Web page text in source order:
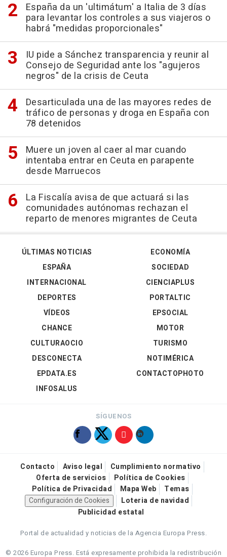
España da un 'ultimátum' a Italia de 3 días
para levantar los controles a sus viajeros o
habrá "medidas proporcionales"
IU pide a Sánchez transparencia y reunir al
Consejo de Seguridad ante los "agujeros
negros" de la crisis de Ceuta
Desarticulada una de las mayores redes de
tráfico de personas y droga en España con
78 detenidos
Muere un joven al caer al mar cuando
intentaba entrar en Ceuta en parapente
desde Marruecos
La Fiscalía avisa de que actuará si las
comunidades autónomas rechazan el
reparto de menores migrantes de Ceuta
ÚLTIMAS NOTICIAS
ESPAÑA
INTERNACIONAL
DEPORTES
VÍDEOS
ECONOMÍA
SOCIEDAD
CIENCIAPLUS
PORTALTIC
EPSOCIAL
CHANCE
CULTURAOCIO
DESCONECTA
EPDATA.ES
INFOSALUS
MOTOR
TURISMO
NOTIMÉRICA
CONTACTOPHOTO
SÍGUENOS
Contacto Aviso legal
Cumplimiento normativo
Oferta de servicios
Política de Cookies
Política de Privacidad
Mapa Web
Temas
Configuración de Cookies
Loteria de navidad
Publicidad estatal
Portal de actualidad y noticias de la Agencia Europa Press.
© 2026 Europa Press. Está expresamente prohibida la redistribución